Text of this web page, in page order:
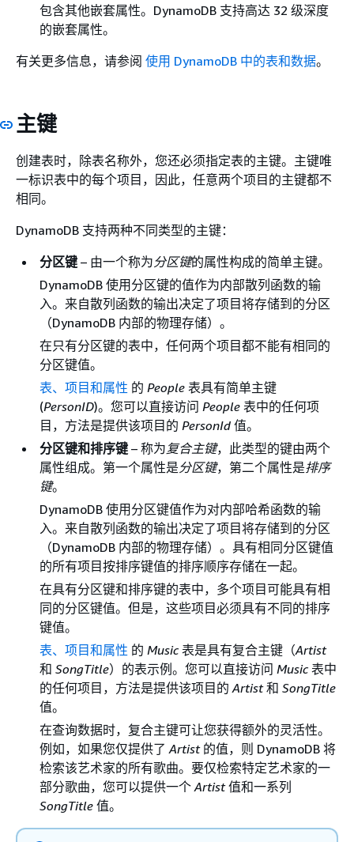
包含其他嵌套属性。DynamoDB 支持高达 32 级深度
的嵌套属性。
有关更多信息，请参阅 使用 DynamoDB 中的表和数据。
主键
创建表时，除表名称外，您还必须指定表的主键。主键唯
一标识表中的每个项目，因此，任意两个项目的主键都不
相同。
DynamoDB 支持两种不同类型的主键：
分区键 – 由一个称为分区键的属性构成的简单主键。
DynamoDB 使用分区键的值作为内部散列函数的输
入。来自散列函数的输出决定了项目将存储到的分区
（DynamoDB 内部的物理存储）。
在只有分区键的表中，任何两个项目都不能有相同的
分区键值。
表、项目和属性 的 People 表具有简单主键
(PersonID)。您可以直接访问 People 表中的任何项
目，方法是提供该项目的 PersonId 值。
分区键和排序键 – 称为复合主键，此类型的键由两个
属性组成。第一个属性是分区键，第二个属性是排序
键。
DynamoDB 使用分区键值作为对内部哈希函数的输
入。来自散列函数的输出决定了项目将存储到的分区
（DynamoDB 内部的物理存储）。具有相同分区键值
的所有项目按排序键值的排序顺序存储在一起。
在具有分区键和排序键的表中，多个项目可能具有相
同的分区键值。但是，这些项目必须具有不同的排序
键值。
表、项目和属性 的 Music表是具有复合主键（Artist
和 SongTitle）的表示例。您可以直接访问 Music表中
的任何项目，方法是提供该项目的Artist和 SongTitle
值。
在查询数据时，复合主键可让您获得额外的灵活性。
例如，如果您仅提供了Artist的值，则 DynamoDB 将
检索该艺术家的所有歌曲。要仅检索特定艺术家的一
部分歌曲，您可以提供一个Artist值和一系列
SongTitle 值。